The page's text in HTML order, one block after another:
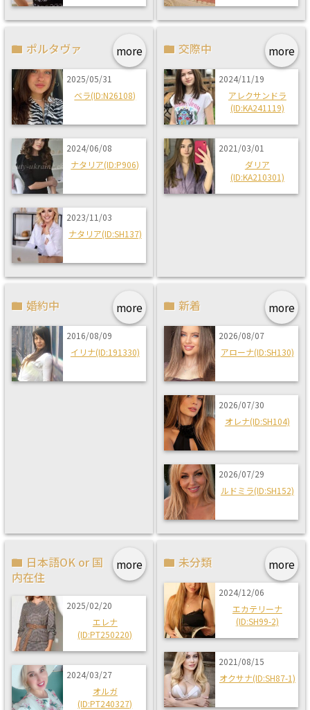
more
ポルタヴァ
2025/05/31
ベラ(ID:N26108)
2024/06/08
ナタリア(ID:P906)
2023/11/03
ナタリア(ID:SH137)
more
交際中
2024/11/19
アレクサンドラ
(ID:KA241119)
2021/03/01
ダリア
(ID:KA210301)
more
婚約中
2016/08/09
イリナ(ID:191330)
more
新着
2026/08/07
アローナ(ID:SH130)
2026/07/30
オレナ(ID:SH104)
2026/07/29
ルドミラ(ID:SH152)
more
日本語OK or 国
内在住
2025/02/20
エレナ
(ID:PT250220)
2024/03/27
オルガ
(ID:PT240327)
more
未分類
2024/12/06
エカテリーナ
(ID:SH99-2)
2021/08/15
オクサナ(ID:SH87-1)